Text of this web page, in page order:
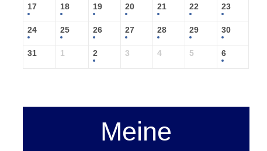
17 18 19 20 21 22 23
24 25 26 27 28 29 30
31 1 2 3 4 5 6
Meine